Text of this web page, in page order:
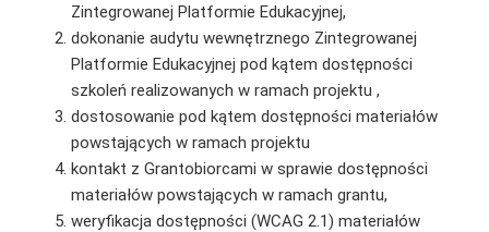
Zintegrowanej Platformie Edukacyjnej,
dokonanie audytu wewnętrznego Zintegrowanej
Platformie Edukacyjnej pod kątem dostępności
szkoleń realizowanych w ramach projektu ,
dostosowanie pod kątem dostępności materiałów
powstających w ramach projektu
kontakt z Grantobiorcami w sprawie dostępności
materiałów powstających w ramach grantu,
weryfikacja dostępności (WCAG 2.1) materiałów